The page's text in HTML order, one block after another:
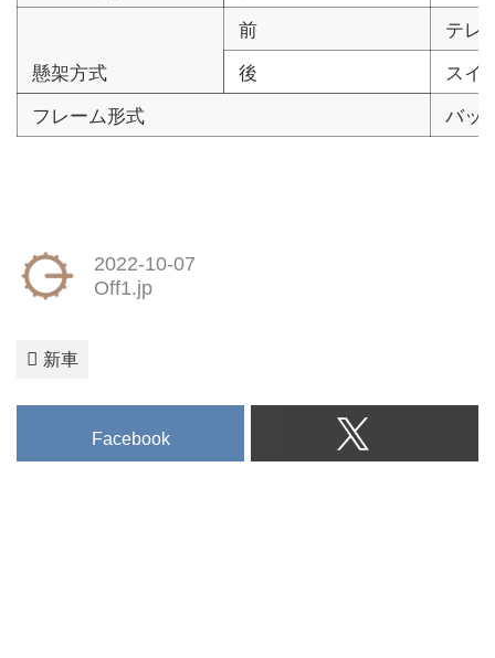
懸架方式
前
テレ
後
スイ
フレーム形式
バッ
2022-10-07
Off1.jp
新車
Facebook